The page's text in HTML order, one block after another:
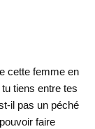
cette femme en
tiens entre tes
il pas un péché
faire